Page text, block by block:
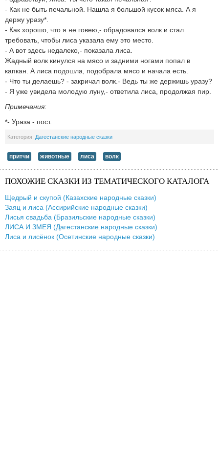
- Как не быть печальной. Нашла я большой кусок мяса. А я
держу уразу*.
- Как хорошо, что я не говею,- обрадовался волк и стал
требовать, чтобы лиса указала ему это место.
- А вот здесь недалеко,- показала лиса.
Жадный волк кинулся на мясо и задними ногами попал в
капкан. А лиса подошла, подобрала мясо и начала есть.
- Что ты делаешь? - закричал волк.- Ведь ты же держишь уразу?
- Я уже увидела молодую луну,- ответила лиса, продолжая пир.
Примечания:
*- Ураза - пост.
Категория: Дагестанские народные сказки
притчи животные лиса волк
ПОХОЖИЕ СКАЗКИ ИЗ ТЕМАТИЧЕСКОГО КАТАЛОГА
Щедрый и скупой (Казахские народные сказки)
Заяц и лиса (Ассирийские народные сказки)
Лисья свадьба (Бразильские народные сказки)
ЛИСА И ЗМЕЯ (Дагестанские народные сказки)
Лиса и лисёнок (Осетинские народные сказки)